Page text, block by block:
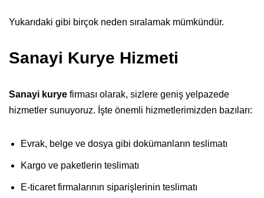
Yukarıdaki gibi birçok neden sıralamak mümkündür.
Sanayi Kurye Hizmeti
Sanayi kurye firması olarak, sizlere geniş yelpazede
hizmetler sunuyoruz. İşte önemli hizmetlerimizden bazıları:
Evrak, belge ve dosya gibi dokümanların teslimatı
Kargo ve paketlerin teslimatı
E-ticaret firmalarının siparişlerinin teslimatı